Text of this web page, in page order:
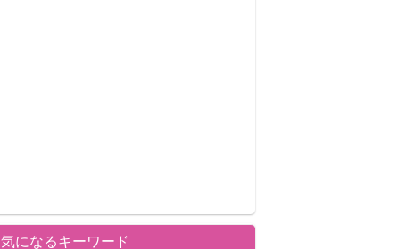
気になるキーワード